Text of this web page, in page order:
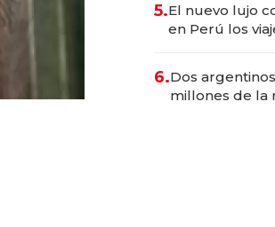
5.El nuevo lujo
en Perú los
en
6.Dos
millones de la